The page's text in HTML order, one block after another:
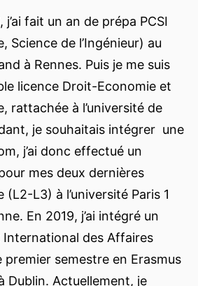
j’ai fait un an de prépa PCSI
Science de l’Ingénieur) au
à Rennes. Puis je me suis
licence Droit-Economie et
rattachée à l’université de
je souhaitais intégrer une
j’ai donc effectué un
mes deux dernières
(L2-L3) à l’université Paris 1
En 2019, j’ai intégré un
International des Affaires
premier semestre en Erasmus
Dublin. Actuellement, je